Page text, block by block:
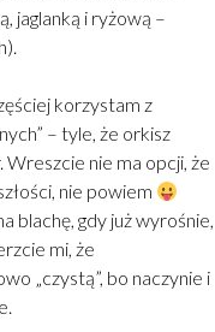
jaglanką i ryżową –
korzystam z
– tyle, że orkisz
Wreszcie nie ma opcji, że
nie powiem
blachę, gdy już wyrośnie,
mi, że
„czystą”, bo naczynie i